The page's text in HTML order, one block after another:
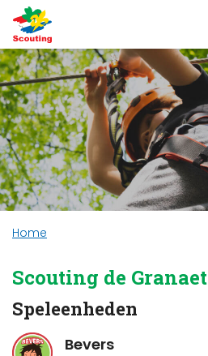
Home
Scouting de Granaet
Speleenheden
Bevers